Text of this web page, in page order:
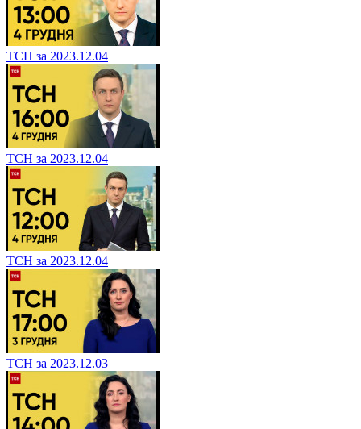
ТСН за 2023.12.04
ТСН за 2023.12.04
ТСН за 2023.12.04
ТСН за 2023.12.03